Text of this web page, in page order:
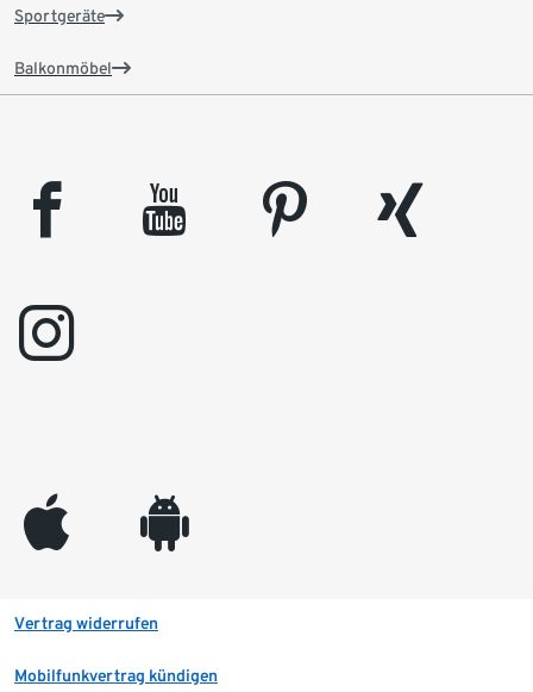
Sportgeräte
Balkonmöbel
facebook youtube pinterest
xing
instagram
appleinc android
Vertrag widerrufen
Mobilfunkvertrag kündigen